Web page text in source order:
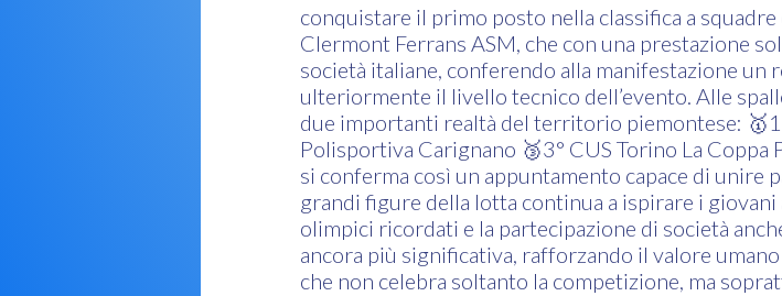
conquistare il primo posto nella classifica a
Clermont Ferrans ASM, che con una prestazione
società italiane, conferendo alla manifestazione un
ulteriormente il livello tecnico dell’evento. Alle
due importanti realtà del territorio piemontese:
Polisportiva Carignano 🥉3° CUS Torino La
si conferma così un appuntamento capace di unire
grandi figure della lotta continua a ispirare i
olimpici ricordati e la partecipazione di società
ancora più significativa, rafforzando il valore
che non celebra soltanto la competizione, ma